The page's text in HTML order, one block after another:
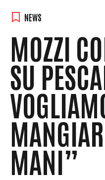
NEWS
MOZZI
SU
MANI”